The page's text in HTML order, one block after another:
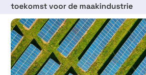
toekomst voor de maakindustrie
19 augustus 2024